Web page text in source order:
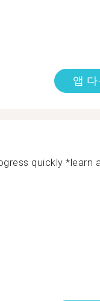
앱
quickly *learn